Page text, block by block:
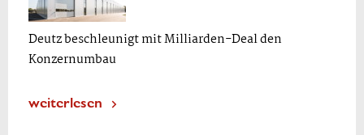
Deutz beschleunigt mit Milliarden-Deal den
Konzernumbau
weiterlesen